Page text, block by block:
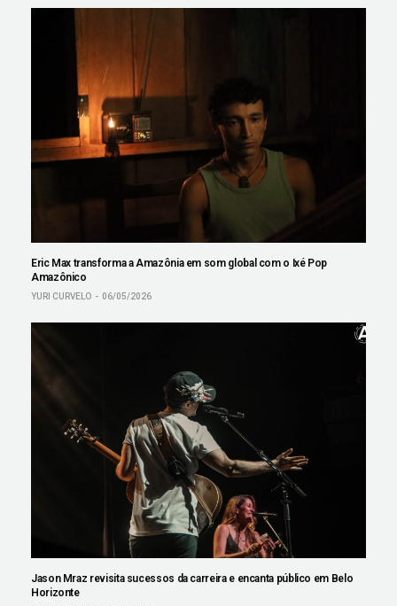
Eric Max transforma a Amazônia em som global com o Ixé Pop
Amazônico
YURI CURVELO 06/05/2026
Jason Mraz revisita sucessos da carreira e encanta público em Belo
Horizonte